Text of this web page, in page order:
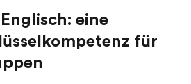
eine
für